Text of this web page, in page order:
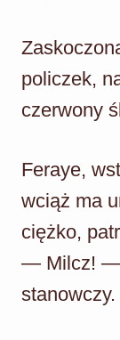
policzek,
czerwony
Feraye,
wciąż ma
ciężko,
— Milcz! —